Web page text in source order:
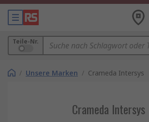
Teile-Nr.
/ Unsere Marken / Crameda Intersys
Crameda Intersys